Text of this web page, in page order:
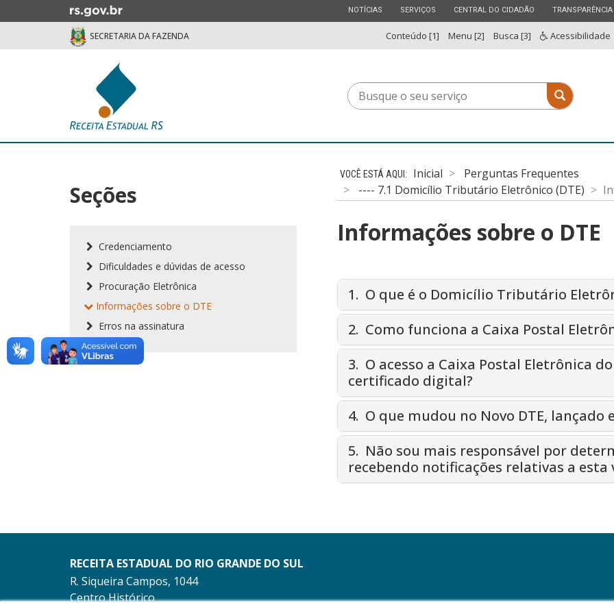
para
Ir
ESTADO
NOTÍCIAS ESTADO
SERVIÇOS ESTADO
CENTRAL DO CIDADÃO ESTADO
TRANSPARÊNCIA
SECRETARIA DA FAZENDA Conteúdo [1] Menu [2] Busca [3] Acessibilidade
Busque
o
serviço
Busque o
Seções
Credenciamento
Dificuldades e dúvidas de acesso
Procuração Eletrônica
Informações sobre o DTE
Erros na assinatura
Inicial
Perguntas Frequentes
---- 7.1 Domicílio Tributário Eletrônico (DTE)
Informações sobre o DTE
1. O que é o Domicílio Tributário
2. Como funciona a Caixa Postal
3. O acesso a Caixa Postal Eletrônica
certificado digital?
4. O que mudou no Novo DTE, lançado
5. Não sou mais responsável por
recebendo notificações relativas a esta
RECEITA ESTADUAL DO RIO GRANDE DO SUL
R. Siqueira Campos, 1044
Centro Histórico